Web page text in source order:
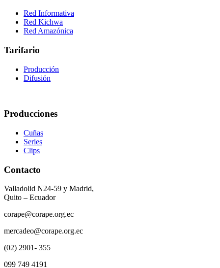
Red Informativa
Red Kichwa
Red Amazónica
Tarifario
Producción
Difusión
Producciones
Cuñas
Series
Clips
Contacto
Valladolid N24-59 y Madrid,
Quito – Ecuador
corape@corape.org.ec
mercadeo@corape.org.ec
(02) 2901- 355
099 749 4191